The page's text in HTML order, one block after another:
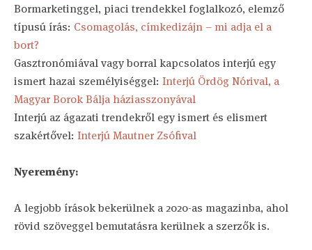
Bormarketinggel, piaci trendekkel foglalkozó, elemző
típusú írás: Csomagolás, címkedizájn – mi adja el a
bort?
Gasztronómiával vagy borral kapcsolatos interjú egy
ismert hazai személyiséggel: Interjú Ördög Nórival, a
Magyar Borok Bálja háziasszonyával
Interjú az ágazati trendekről egy ismert és elismert
szakértővel: Interjú Mautner Zsófival
Nyeremény:
A legjobb írások bekerülnek a 2020-as magazinba, ahol
rövid szöveggel bemutatásra kerülnek a szerzők is.